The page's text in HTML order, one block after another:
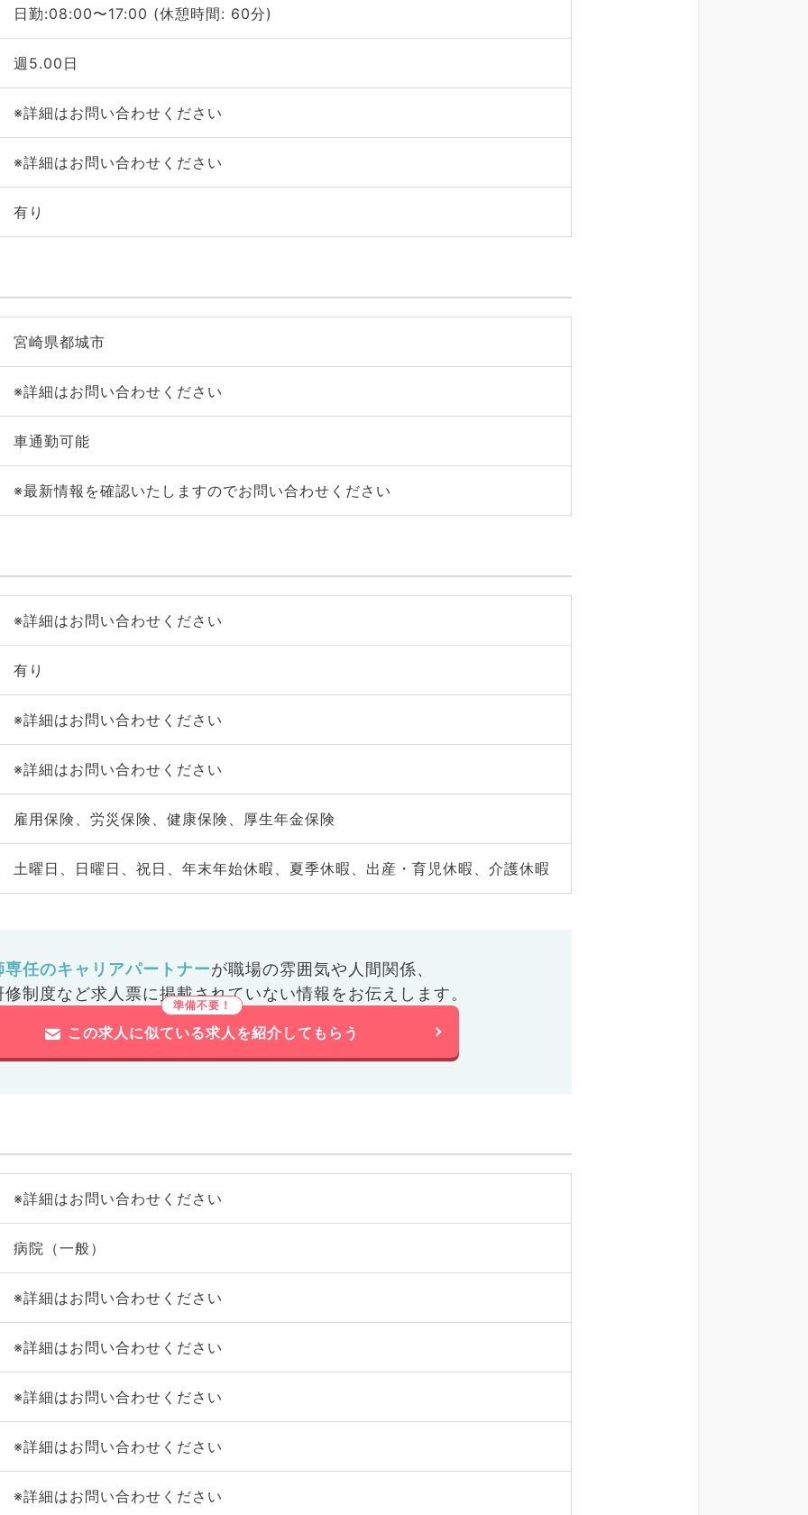
日勤:08:00〜17:00 (休憩時間: 60分)
週5.00日
※詳細はお問い合わせください
※詳細はお問い合わせください
有り
宮崎県都城市
※詳細はお問い合わせください
車通勤可能
※最新情報を確認いたしますのでお問い合わせください
※詳細はお問い合わせください
有り
※詳細はお問い合わせください
※詳細はお問い合わせください
雇用保険、労災保険、健康保険、厚生年金保険
土曜日、日曜日、祝日、年末年始休暇、夏季休暇、出産・育児休暇、介護休暇
専任のキャリアパートナーが職場の雰囲気や人間関係、
修制度など求人票に掲載されていない情報をお伝えします。
この求人に似ている求人を紹介してもらう
※詳細はお問い合わせください
病院（一般）
※詳細はお問い合わせください
※詳細はお問い合わせください
※詳細はお問い合わせください
※詳細はお問い合わせください
※詳細はお問い合わせください